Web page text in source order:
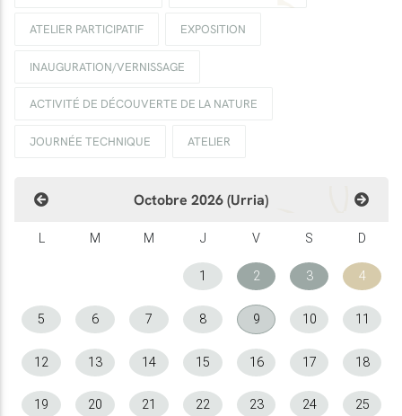
ATELIER PARTICIPATIF EXPOSITION
INAUGURATION/VERNISSAGE
ACTIVITÉ DE DÉCOUVERTE DE LA NATURE
JOURNÉE TECHNIQUE ATELIER
Octobre 2026 (Urria)
L M M J V S D
1 2 3 4
5 6 7 8 9 10 11
12 13 14 15 16 17 18
19 20 21 22 23 24 25